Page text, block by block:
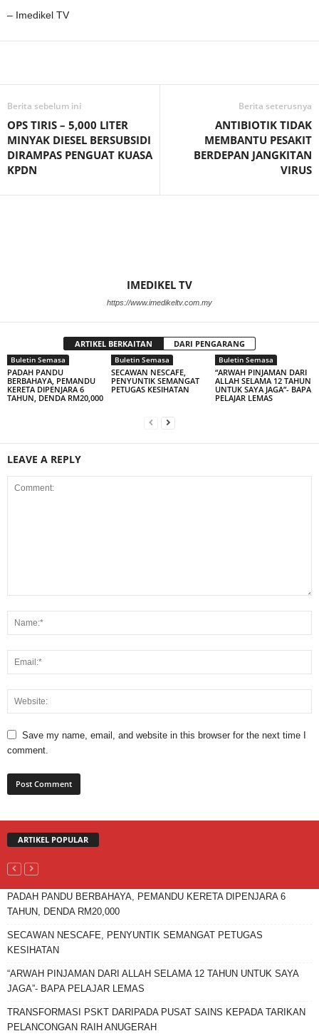
– Imedikel TV
Berita sebelum ini
OPS TIRIS – 5,000 LITER
MINYAK DIESEL BERSUBSIDI
DIRAMPAS PENGUAT KUASA
KPDN
Berita seterusnya
ANTIBIOTIK TIDAK
MEMBANTU PESAKIT
BERDEPAN JANGKITAN
VIRUS
IMEDIKEL TV
https://www.imedikeltv.com.my
ARTIKEL BERKAITAN DARI PENGARANG
Buletin Semasa
PADAH PANDU
BERBAHAYA, PEMANDU
KERETA DIPENJARA 6
TAHUN, DENDA RM20,000
Buletin Semasa
SECAWAN NESCAFE,
PENYUNTIK SEMANGAT
PETUGAS KESIHATAN
Buletin Semasa
“ARWAH PINJAMAN DARI
ALLAH SELAMA 12 TAHUN
UNTUK SAYA JAGA”- BAPA
PELAJAR LEMAS
LEAVE A REPLY
Save my name, email, and website in this browser for the next time I
comment.
ARTIKEL POPULAR
PADAH PANDU BERBAHAYA, PEMANDU KERETA DIPENJARA 6
TAHUN, DENDA RM20,000
SECAWAN NESCAFE, PENYUNTIK SEMANGAT PETUGAS
KESIHATAN
“ARWAH PINJAMAN DARI ALLAH SELAMA 12 TAHUN UNTUK SAYA
JAGA”- BAPA PELAJAR LEMAS
TRANSFORMASI PSKT DARIPADA PUSAT SAINS KEPADA TARIKAN
PELANCONGAN RAIH ANUGERAH